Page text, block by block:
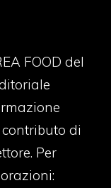
FOOD del
di
Per